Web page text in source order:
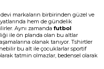
markaların birbirinden güzel ve
hem de gündelik
Aynı zamanda futbol
ile ön planda olan bu altlar
olanak tanıyor. Tshirtler
bu alt ile çocuklarlar sportif
tatmin olmazlar, bedensel olarak